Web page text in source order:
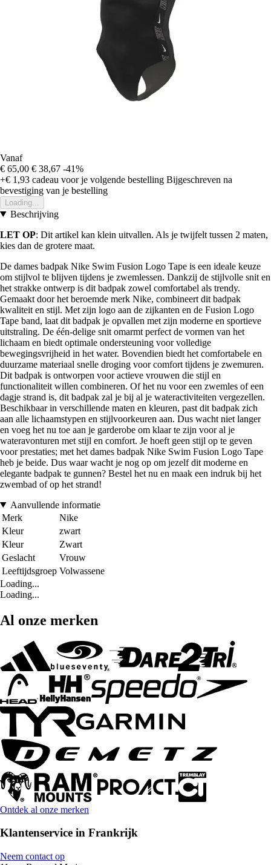
Vanaf
€ 65,00 € 38,67 -41%
+€ 1,93 cadeau voor je volgende bestelling Bijgeschreven na
bevestiging van je bestelling
Loading...
Beschrijving
LET OP: Dit artikel kan klein uitvallen. Als je twijfelt tussen 2 maten,
kies dan de grotere maat.
De dames badpak Nike Swim Fusion Logo Tape is een ideale keuze
om stijlvol te blijven tijdens je zwemlessen. Dankzij de stijlvolle snit en
het strakke ontwerp is dit badpak zowel comfortabel als trendy.
Gemaakt door het beroemde merk Nike, combineert dit badpak
kwaliteit en stijl. Met zijn logo aan de zijkanten en de Fusion Logo
Tape band, laat dit badpak je opvallen met zijn moderne en sportieve
uitstraling. De één-delige snit omarmt perfect de vormen van het
lichaam en biedt optimale ondersteuning voor volledige
bewegingsvrijheid in het water. Bovendien biedt het comfortabele en
duurzame materiaal snelle droging voor comfort tijdens je zwemuren.
Dit badpak is ontworpen voor actieve vrouwen die stijl en
functionaliteit willen combineren. Of het nu voor een zwemles of een
dagje strand is, dit badpak zal je bij al je wateractiviteiten vergezellen.
Beschikbaar in verschillende maten en kleuren, past dit badpak zich
aan alle lichaamstypen en stijlvoorkeuren aan. Dus wacht niet langer
en voeg het nu toe aan je garderobe om klaar te zijn voor al je
wateravonturen met stijl en comfort. Je hoeft geen stijl op te geven
voor prestaties; met het dames badpak Nike Swim Fusion Logo Tape
heb je beide. Dus waar wacht je nog op om jezelf dit moderne en
elegante badpak te gunnen? Bestel het nu en maak een indruk bij het
zwembad of op het strand!
Aanvullende informatie
Merk
Nike
Kleur
zwart
Kleur
Zwart
Geslacht
Vrouw
Leeftijdsgroep Volwassene
Loading...
Loading...
Al onze merken
Ontdek al onze merken
Klantenservice in Frankrijk
Neem contact op